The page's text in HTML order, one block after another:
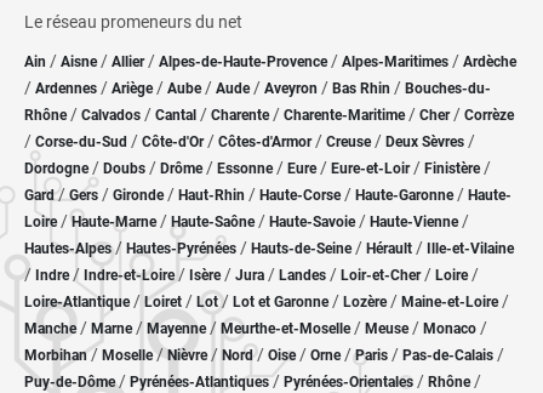
Le réseau promeneurs du net
Ain / Aisne/ Allier/ Alpes-de-Haute-Provence / Alpes-Maritimes / Ardèche
/ Ardennes / Ariège/ Aube/ Aude / Aveyron / Bas Rhin / Bouches-du-
Rhône/ Calvados / Cantal / Charente / Charente-Maritime/ Cher / Corrèze
/ Corse-du-Sud / Côte-d'Or / Côtes-d'Armor/ Creuse/ Deux Sèvres /
Dordogne/ Doubs / Drôme/ Essonne / Eure/ Eure-et-Loir / Finistère/
Gard/Gers / Gironde/ Haut-Rhin / Haute-Corse/ Haute-Garonne/ Haute-
Loire/Haute-Marne/ Haute-Saône/ Haute-Savoie/ Haute-Vienne/
Hautes-Alpes/ Hautes-Pyrénées / Hauts-de-Seine/ Hérault / Ille-et-Vilaine
/ Indre/ Indre-et-Loire/ Isère/ Jura / Landes / Loir-et-Cher/ Loire/
Loire-Atlantique/ Loiret / Lot/ Lot et Garonne/ Lozère / Maine-et-Loire/
Manche/ Marne/ Mayenne/ Meurthe-et-Moselle/ Meuse/ Monaco /
Morbihan/ Moselle/ Nièvre / Nord/ Oise / Orne/Paris / Pas-de-Calais /
Puy-de-Dôme/ Pyrénées-Atlantiques / Pyrénées-Orientales / Rhône/